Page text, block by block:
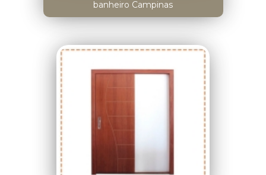
banheiro Campinas